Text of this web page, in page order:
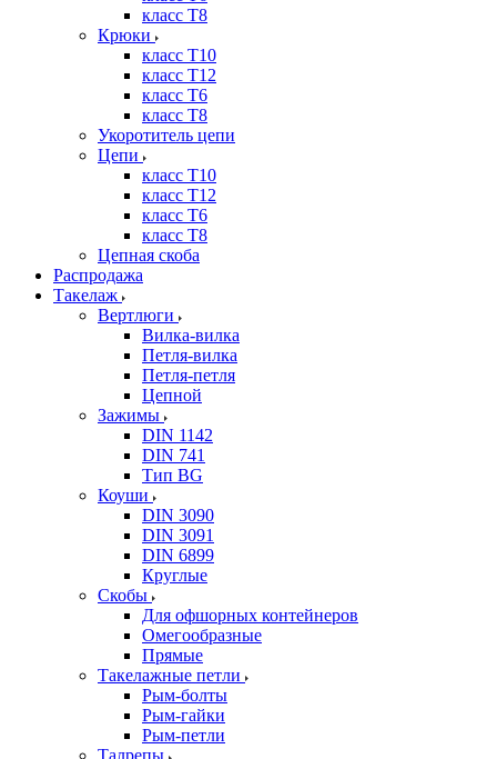
класс Т8
Крюки
класс Т10
класс Т12
класс Т6
класс Т8
Укоротитель цепи
Цепи
класс Т10
класс Т12
класс Т6
класс Т8
Цепная скоба
Распродажа
Такелаж
Вертлюги
Вилка-вилка
Петля-вилка
Петля-петля
Цепной
Зажимы
DIN 1142
DIN 741
Тип BG
Коуши
DIN 3090
DIN 3091
DIN 6899
Круглые
Скобы
Для офшорных контейнеров
Омегообразные
Прямые
Такелажные петли
Рым-болты
Рым-гайки
Рым-петли
Талрепы